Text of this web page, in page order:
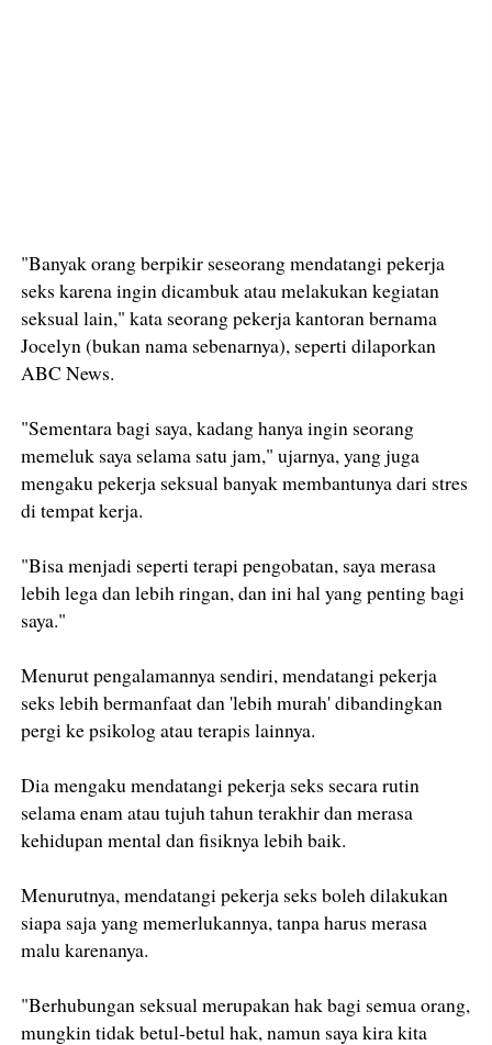
"Banyak orang berpikir seseorang mendatangi pekerja
seks karena ingin dicambuk atau melakukan kegiatan
seksual lain," kata seorang pekerja kantoran bernama
Jocelyn (bukan nama sebenarnya), seperti dilaporkan
ABC News.
"Sementara bagi saya, kadang hanya ingin seorang
memeluk saya selama satu jam," ujarnya, yang juga
mengaku pekerja seksual banyak membantunya dari stres
di tempat kerja.
"Bisa menjadi seperti terapi pengobatan, saya merasa
lebih lega dan lebih ringan, dan ini hal yang penting bagi
saya."
Menurut pengalamannya sendiri, mendatangi pekerja
seks lebih bermanfaat dan 'lebih murah' dibandingkan
pergi ke psikolog atau terapis lainnya.
Dia mengaku mendatangi pekerja seks secara rutin
selama enam atau tujuh tahun terakhir dan merasa
kehidupan mental dan fisiknya lebih baik.
Menurutnya, mendatangi pekerja seks boleh dilakukan
siapa saja yang memerlukannya, tanpa harus merasa
malu karenanya.
"Berhubungan seksual merupakan hak bagi semua orang,
mungkin tidak betul-betul hak, namun saya kira kita